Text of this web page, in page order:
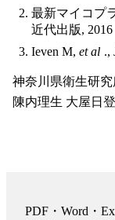
最新マイコプ
近代出版, 2016
Ieven M, et al .,
神奈川県衛生研究
陳内理生 大屋日
PDF・Word・